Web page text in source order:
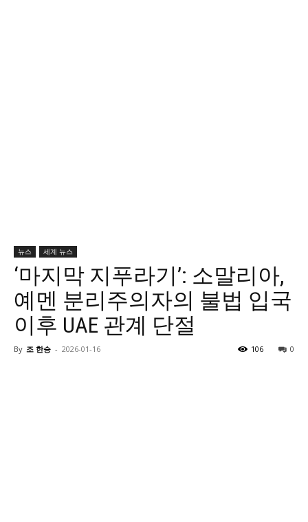
뉴스 세계 뉴스
‘마지막 지푸라기’: 소말리아,
예멘 분리주의자의 불법 입국
이후 UAE 관계 단절
By 조 한승 - 2026-01-16 0
106